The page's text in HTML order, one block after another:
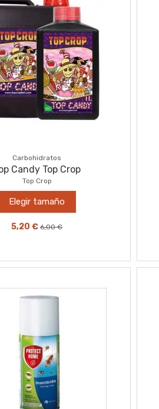
Carbohidratos
Candy Top Crop
Top Crop
Elegir tamaño
5,20 €6,00 €